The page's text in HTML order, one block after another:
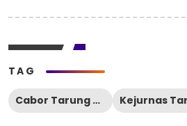
TAG
Cabor Tarung Derajat Pessel